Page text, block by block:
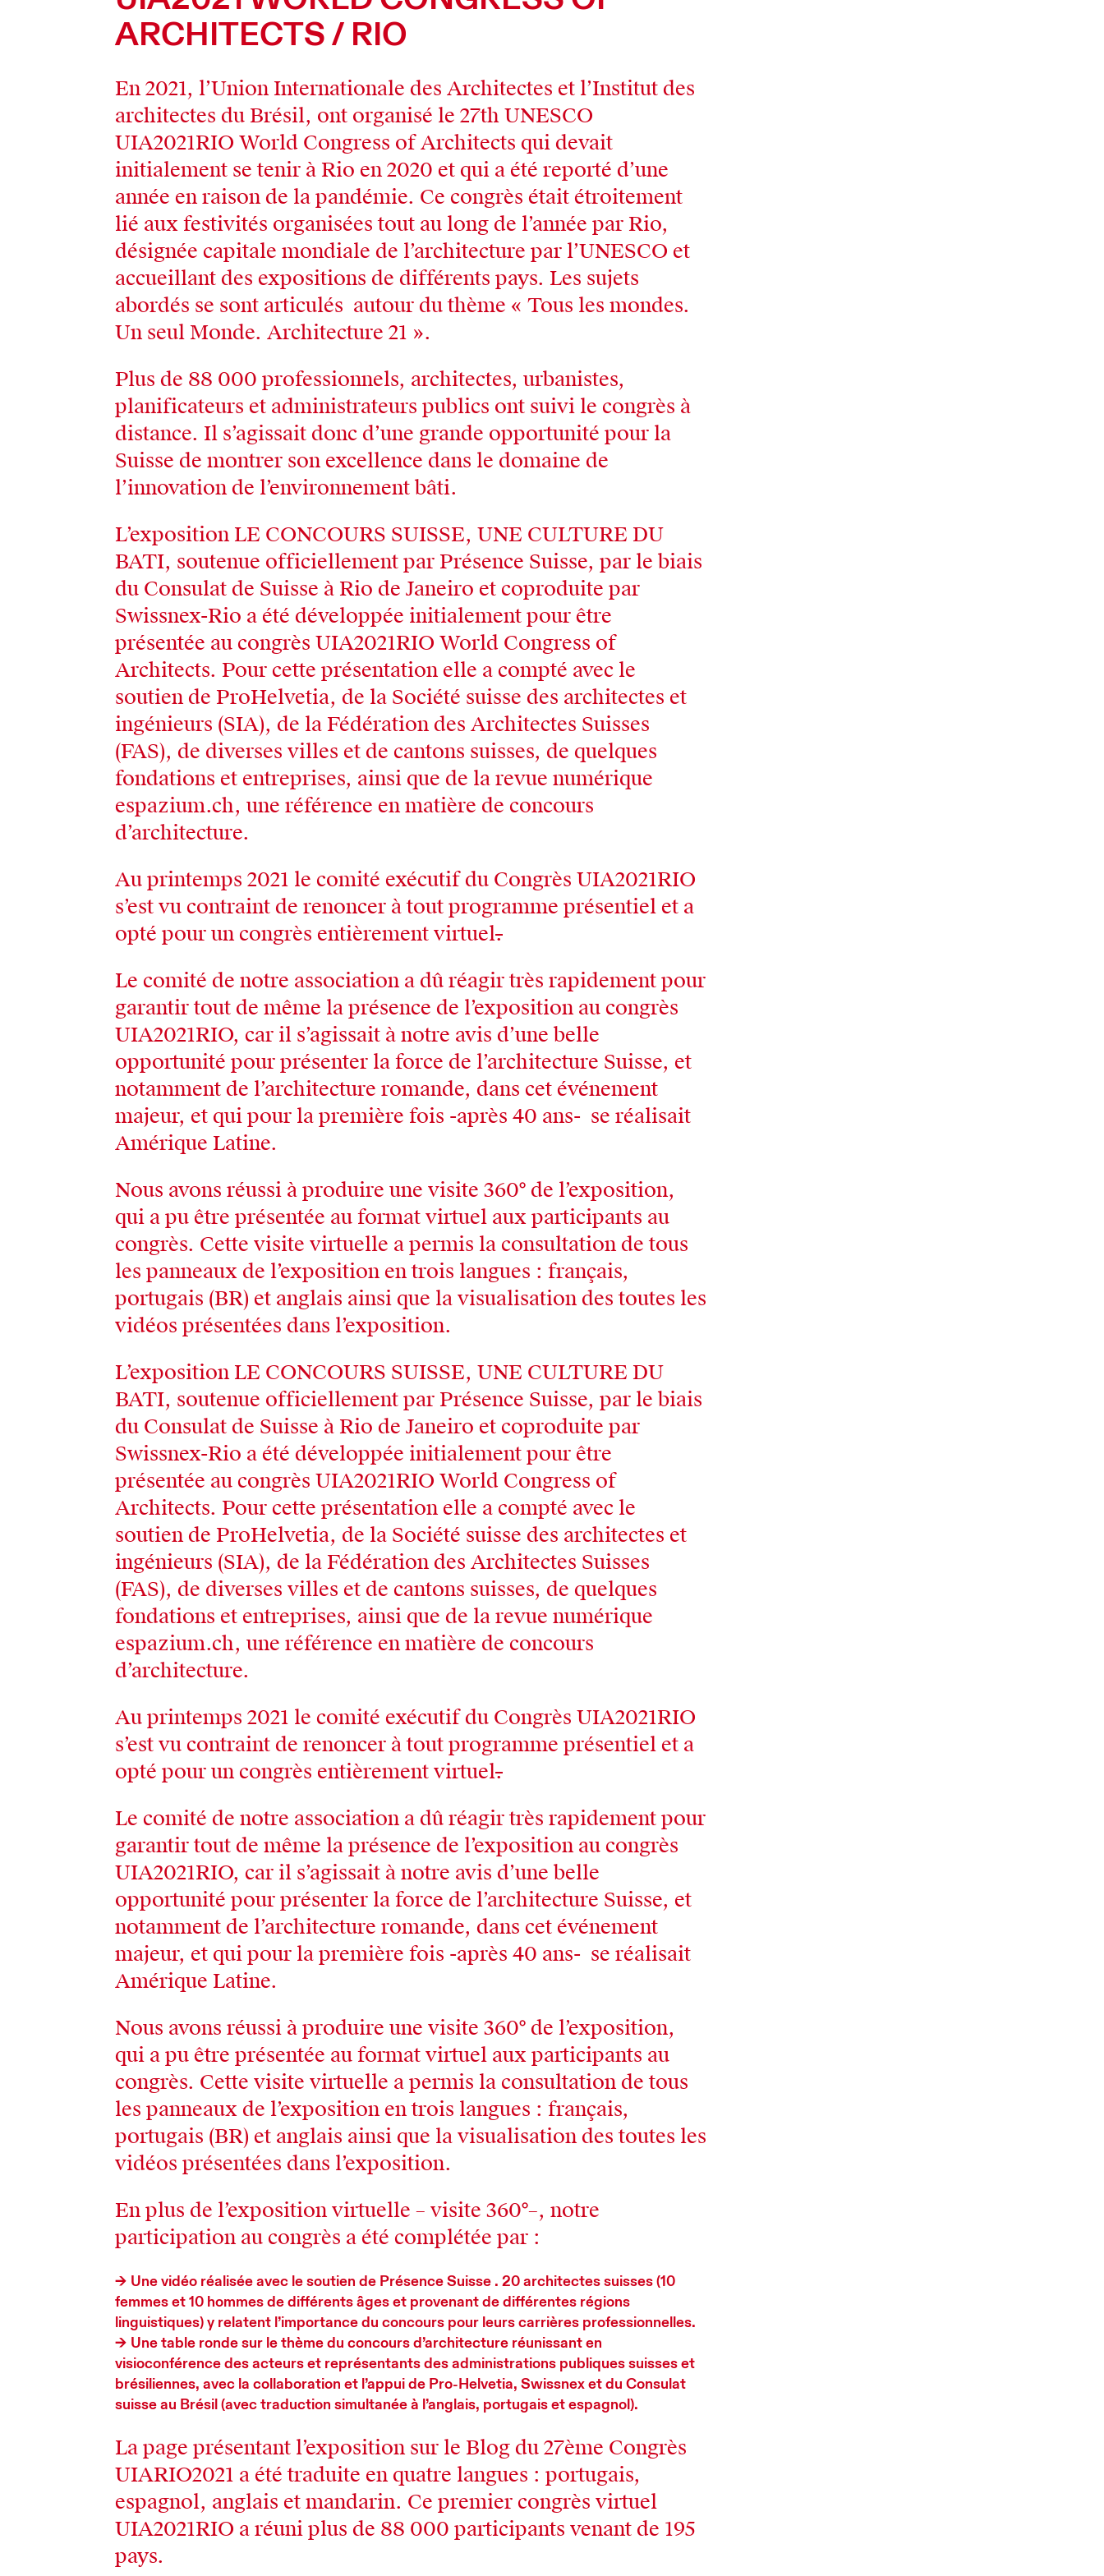
ARCHITECTS / RIO
En 2021, l’Union Internationale des Architectes et l’Institut des
architectes du Brésil, ont organisé le 27th UNESCO
UIA2021RIO World Congress of Architects qui devait
initialement se tenir à Rio en 2020 et qui a été reporté d’une
année en raison de la pandémie. Ce congrès était étroitement
lié aux festivités organisées tout au long de l’année par Rio,
désignée capitale mondiale de l’architecture par l’UNESCO et
accueillant des expositions de différents pays. Les sujets
abordés se sont articulés autour du thème « Tous les mondes.
Un seul Monde. Architecture 21 ».
Plus de 88 000 professionnels, architectes, urbanistes,
planificateurs et ad­ministrateurs publics ont suivi le congrès à
distance. Il s’agissait donc d’une grande opportunité pour la
Suisse de montrer son excellence dans le domaine de
l’innovation de l’environnement bâti.
L’exposition LE CONCOURS SUISSE, UNE CULTURE DU
BATI, soutenue officiellement par Présence Suisse, par le biais
du Consulat de Suisse à Rio de Janeiro et coproduite par
Swissnex-Rio a été développée initialement pour être
présentée au congrès UIA2021RIO World Congress of
Architects. Pour cette présentation elle a compté avec le
soutien de ProHelvetia, de la Société suisse des architectes et
ingénieurs (SIA), de la Fédération des Architectes Suisses
(FAS), de diverses villes et de cantons suisses, de quelques
fondations et entreprises, ainsi que de la revue numérique
espazium.ch, une référence en matière de concours
d’architecture.
Au printemps 2021 le comité exécutif du Congrès UIA2021RIO
s’est vu contraint de renoncer à tout programme présentiel et a
opté pour un congrès entièrement virtuel.
Le comité de notre association a dû réagir très rapidement pour
garantir tout de même la présence de l’exposition au congrès
UIA2021RIO, car il s’agissait à notre avis d’une belle
opportunité pour présenter la force de l’architecture Suisse, et
notamment de l’architecture romande, dans cet événement
majeur, et qui pour la première fois -après 40 ans- se réalisait
Amérique Latine.
Nous avons réussi à produire une visite 360° de l’exposition,
qui a pu être présentée au format virtuel aux participants au
congrès. Cette visite virtuelle a permis la consultation de tous
les panneaux de l’exposition en trois langues : français,
portugais (BR) et anglais ainsi que la visualisation des toutes les
vidéos présentées dans l’exposition.
L’exposition LE CONCOURS SUISSE, UNE CULTURE DU
BATI, soutenue officiellement par Présence Suisse, par le biais
du Consulat de Suisse à Rio de Janeiro et coproduite par
Swissnex-Rio a été développée initialement pour être
présentée au congrès UIA2021RIO World Congress of
Architects. Pour cette présentation elle a compté avec le
soutien de ProHelvetia, de la Société suisse des architectes et
ingénieurs (SIA), de la Fédération des Architectes Suisses
(FAS), de diverses villes et de cantons suisses, de quelques
fondations et entreprises, ainsi que de la revue numérique
espazium.ch, une référence en matière de concours
d’architecture.
Au printemps 2021 le comité exécutif du Congrès UIA2021RIO
s’est vu contraint de renoncer à tout programme présentiel et a
opté pour un congrès entièrement virtuel.
Le comité de notre association a dû réagir très rapidement pour
garantir tout de même la présence de l’exposition au congrès
UIA2021RIO, car il s’agissait à notre avis d’une belle
opportunité pour présenter la force de l’architecture Suisse, et
notamment de l’architecture romande, dans cet événement
majeur, et qui pour la première fois -après 40 ans- se réalisait
Amérique Latine.
Nous avons réussi à produire une visite 360° de l’exposition,
qui a pu être présentée au format virtuel aux participants au
congrès. Cette visite virtuelle a permis la consultation de tous
les panneaux de l’exposition en trois langues : français,
portugais (BR) et anglais ainsi que la visualisation des toutes les
vidéos présentées dans l’exposition.
En plus de l’exposition virtuelle – visite 360°–, notre
participation au congrès a été complétée par :
Une vidéo réalisée avec le soutien de Présence Suisse . 20 architectes suisses (10
femmes et 10 hommes de différents âges et provenant de différentes régions
linguistiques) y relatent l’importance du concours pour leurs carrières professionnelles.
Une table ronde sur le thème du concours d’architecture réunissant en
visioconférence des acteurs et représentants des administrations publiques suisses et
brésiliennes, avec la collaboration et l’appui de Pro-Helvetia, Swissnex et du Consulat
suisse au Brésil (avec traduction simultanée à l’anglais, portugais et espagnol).
La page présentant l’exposition sur le Blog du 27ème Congrès
UIARIO2021 a été traduite en quatre langues : portugais,
espagnol, anglais et mandarin. Ce premier congrès virtuel
UIA2021RIO a réuni plus de 88 000 participants venant de 195
pays.